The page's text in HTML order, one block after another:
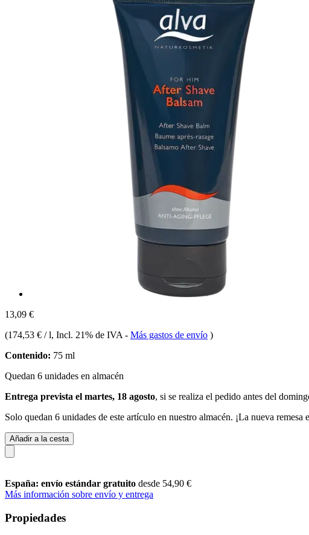
13,09 €
(174,53 € / l, Incl. 21% de IVA - Más gastos de envío )
Contenido: 75 ml
Quedan 6 unidades en almacén
Entrega prevista el martes, 18 agosto, si se realiza el pedido antes del
Solo quedan 6 unidades de este artículo en nuestro almacén. ¡La nueva
Añadir a la cesta
España: envío estándar gratuito desde 54,90 €
Más información sobre envío y entrega
Propiedades